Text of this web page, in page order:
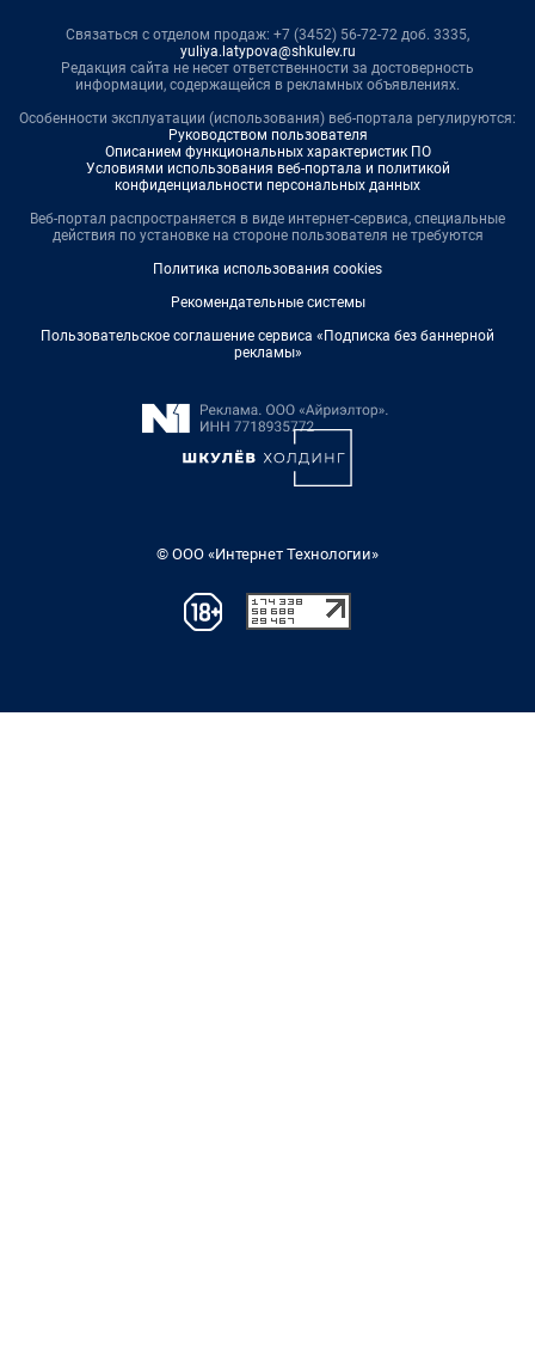
Связаться с отделом продаж: +7 (3452) 56-72-72 доб. 3335,
yuliya.latypova@shkulev.ru
Редакция сайта не несет ответственности за достоверность
информации, содержащейся в рекламных объявлениях.
Особенности эксплуатации (использования) веб-портала регулируются:
Руководством пользователя
Описанием функциональных характеристик ПО
Условиями использования веб-портала и политикой
конфиденциальности персональных данных
Веб-портал распространяется в виде интернет-сервиса, специальные
действия по установке на стороне пользователя не требуются
Политика использования cookies
Рекомендательные системы
Пользовательское соглашение сервиса «Подписка без баннерной
рекламы»
© ООО «Интернет Технологии»